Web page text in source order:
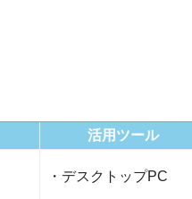
活用ツール
・デスクトップPC